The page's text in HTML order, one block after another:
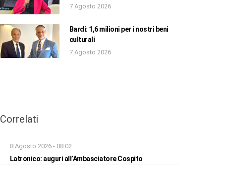
7 Agosto 2026
Bardi: 1,6 milioni per i nostri beni
culturali
7 Agosto 2026
Correlati
8 Agosto 2026 - 08:02
Latronico: auguri all’Ambasciatore Cospito